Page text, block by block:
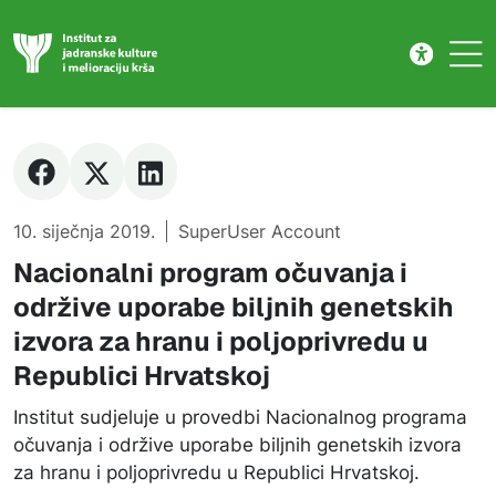
10. siječnja 2019. SuperUser Account
Nacionalni program očuvanja i
održive uporabe biljnih genetskih
izvora za hranu i poljoprivredu u
Republici Hrvatskoj
Institut sudjeluje u provedbi Nacionalnog programa
očuvanja i održive uporabe biljnih genetskih izvora
za hranu i poljoprivredu u Republici Hrvatskoj.